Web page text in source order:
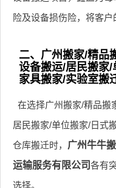
险及设备损伤险，将客户
二、广州搬家/精品
设备搬运/居民搬家
家具搬家/实验室搬
在选择广州搬家/精品搬
居民搬家/单位搬家/日式
仓库搬迁时， 广州牛牛
运输服务有限公司各有
选择。